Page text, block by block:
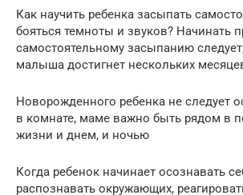
Как научить ребенка засыпать
бояться темноты и звуков? Начинать
самостоятельному засыпанию
малыша достигнет нескольких
Новорожденного ребенка не следует
в комнате, маме важно быть рядом в
жизни и днем, и ночью
Когда ребенок начинает осознавать
распознавать окружающих,